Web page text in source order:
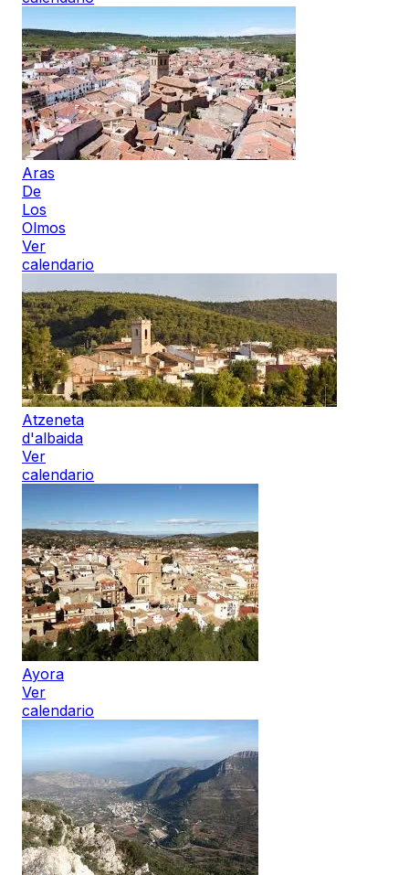
Aras
De
Los
Olmos
Ver
calendario
Atzeneta
d'albaida
Ver
calendario
Ayora
Ver
calendario